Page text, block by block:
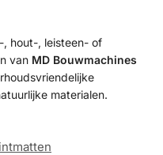
, hout-, leisteen- of
van MD Bouwmachines
materialen.